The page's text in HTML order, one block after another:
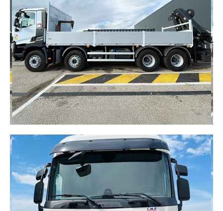
100 % électrique et éco-conçu, le NEOTRUCKS est
issu de l’économie circulaire. Il allie innovation,
performance et respect de l’environnement pour
une logistique durable.
DÉCOUVRIR
CAMION PORTEUR GRUE
Solution idéale pour vos chantiers et vos
opérations nécessitant à la fois transport et
manutention. Équipé d’une grue, il facilite le